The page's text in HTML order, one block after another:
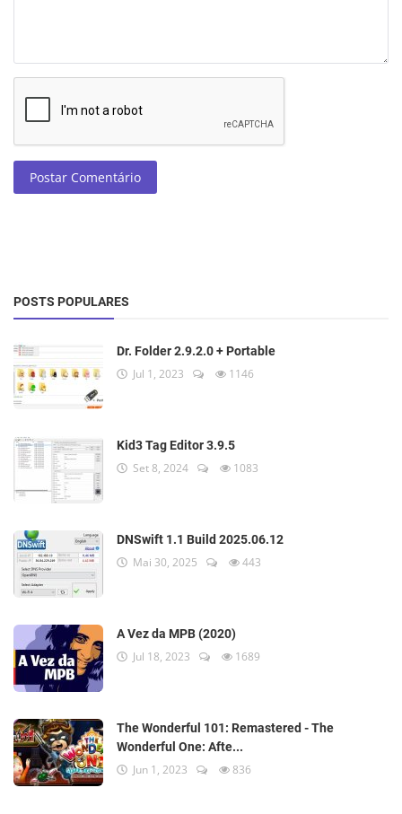
Postar Comentário
POSTS POPULARES
Dr. Folder 2.9.2.0 + Portable
Jul 1, 2023 1146
Kid3 Tag Editor 3.9.5
Set 8, 2024 1083
DNSwift 1.1 Build 2025.06.12
Mai 30, 2025 443
A Vez da MPB (2020)
Jul 18, 2023 1689
The Wonderful 101: Remastered - The
Wonderful One: Afte...
Jun 1, 2023 836